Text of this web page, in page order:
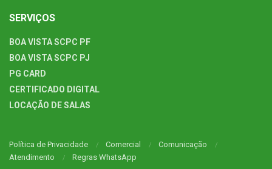
SERVIÇOS
BOA VISTA SCPC PF
BOA VISTA SCPC PJ
PG CARD
CERTIFICADO DIGITAL
LOCAÇÃO DE SALAS
Política de Privacidade Comercial
Comunicação
Atendimento
Regras WhatsApp